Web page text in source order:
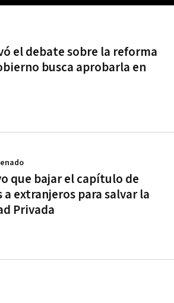
el debate sobre la reforma
busca aprobarla en
que bajar el capítulo de
extranjeros para salvar la
Privada